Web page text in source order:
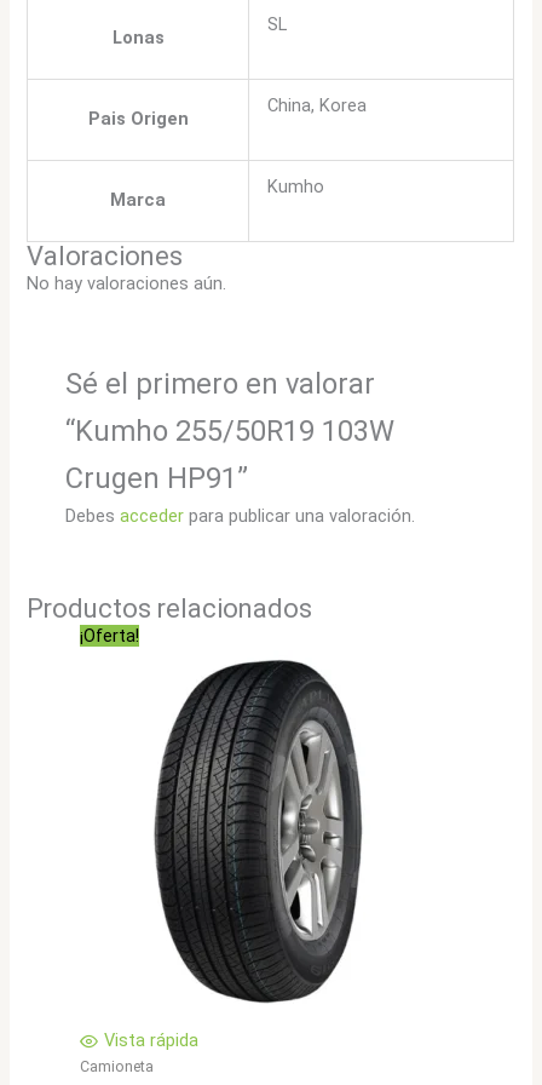
Lonas
SL
Pais Origen
China, Korea
Marca
Kumho
Valoraciones
No hay valoraciones aún.
Sé el primero en valorar
“Kumho 255/50R19 103W
Crugen HP91”
Debes accederpara publicar una valoración.
Productos relacionados
¡Oferta!
Vista rápida
Camioneta